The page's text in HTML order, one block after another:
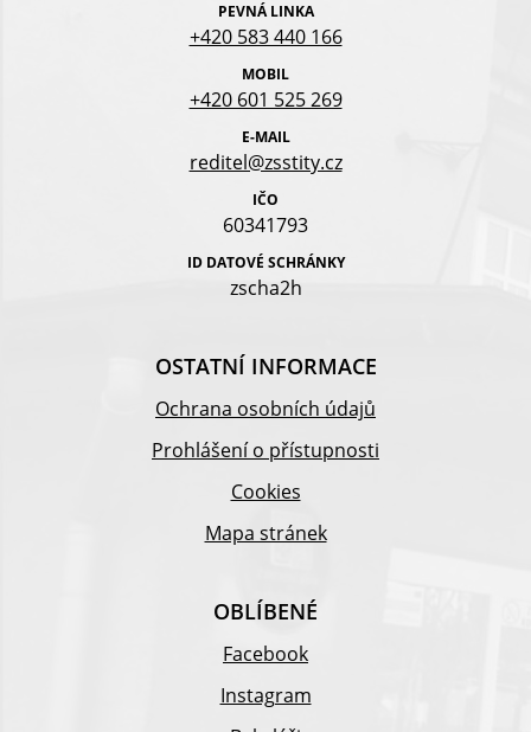
PEVNÁ LINKA
+420 583 440 166
MOBIL
+420 601 525 269
E-MAIL
reditel@zsstity.cz
IČO
60341793
ID DATOVÉ SCHRÁNKY
zscha2h
OSTATNÍ INFORMACE
Ochrana osobních údajů
Prohlášení o přístupnosti
Cookies
Mapa stránek
OBLÍBENÉ
Facebook
Instagram